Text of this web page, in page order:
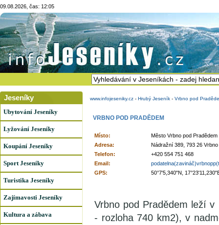
09.08.2026, čas: 12:05
Jeseníky
Ubytování Jeseníky
Lyžování Jeseníky
Koupání Jeseníky
Sport Jeseníky
Turistika Jeseníky
Zajímavosti Jeseníky
Kultura a zábava
www.infojeseniky.cz - Hrubý Jeseník - Vrbno pod
VRBNO POD PRADĚDEM
Místo:
Město Vrbno pod Pradědem
Adresa:
Nádražní 389, 793 26
Telefon:
+420 554 751 468
Email:
GPS:
50°7'5,340"N,
Vrbno pod Pradědem leží v
- rozloha 740 km2), v